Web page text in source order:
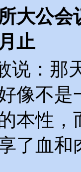
大公会
止
说：那
像不是
本性
了血和